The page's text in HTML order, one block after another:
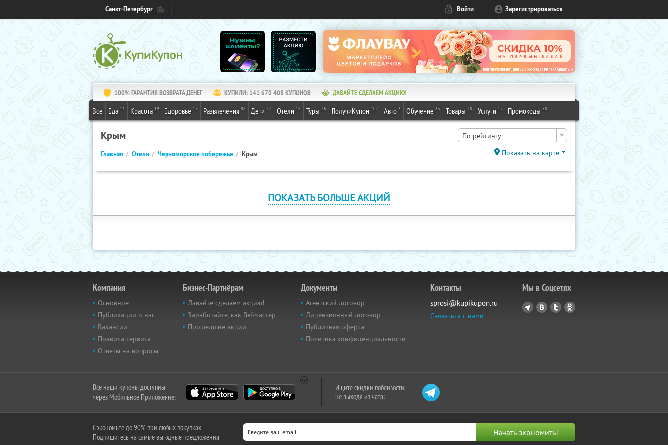
Санкт-Петербург Войти Зарегистрироваться
100% ГАРАНТИЯ ВОЗВРАТА ДЕНЕГ КУПИЛИ: 141 670 408 КУПОНОВ ДАВАЙТЕ СДЕЛАЕМ АКЦИЮ!
Все Еда 14 Красота 19 Здоровье 15 Развлечения 88 Дети 27 Отели 18 Туры 26 ПолучиКупон 107 Авто 3 Обучение 33 Товары 28 Услуги 15 Промокоды 58
Крым По рейтингу
Главная Отели Черноморское побережье Крым Показать на карте
ПОКАЗАТЬ БОЛЬШЕ АКЦИЙ
Компания
Основное
Публикации о нас
Вакансии
Правила сервиса
Ответы на вопросы
Бизнес-Партнёрам
Давайте сделаем акцию!
Заработайте, как Вебмастер
Прошедшие акции
Документы
Агентский договор
Лицензионный договор
Публичная оферта
Политика конфиденциальности
Контакты
sprosi@kupikupon.ru
Связаться с нами
Мы в Соцсетях
Все наши купоны доступны
через Мобильное Приложение:
Ищите скидки поблизости,
не выходя из чата:
Сэкономьте до 90% при любых покупках
Подпишитесь на самые выгодные предложения